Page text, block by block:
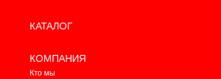
КАТАЛОГ
КОМПАНИЯ
Кто мы